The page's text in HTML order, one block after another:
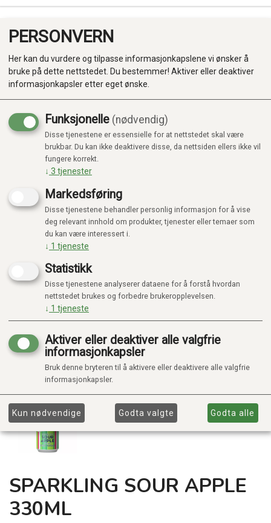
Produkter
Kategorier
SPARKLING SOUR APPLE
330ML
PERSONVERN
Her kan du vurdere og tilpasse informasjonkapslene vi ønsker å
bruke på dette nettstedet. Du bestemmer! Aktiver eller deaktiver
informasjonkapsler etter eget ønske.
Funksjonelle (nødvendig)
Disse tjenestene er essensielle for at nettstedet skal være
brukbar. Du kan ikke deaktivere disse, da nettsiden ellers ikke vil
fungere korrekt.
↓ 3 tjenester
Markedsføring
Disse tjenestene behandler personlig informasjon for å vise
deg relevant innhold om produkter, tjenester eller temaer som
du kan være interessert i.
↓ 1 tjeneste
Statistikk
Disse tjenestene analyserer dataene for å forstå hvordan
nettstedet brukes og forbedre brukeropplevelsen.
↓ 1 tjeneste
Aktiver eller deaktiver alle valgfrie
informasjonkapsler
Bruk denne bryteren til å aktivere eller deaktivere alle valgfrie
informasjonkapsler.
Kun nødvendige Godta valgte Godta alle